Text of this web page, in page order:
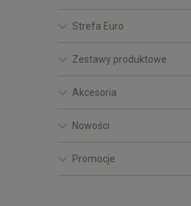
Strefa Euro
Zestawy produktowe
Akcesoria
Nowości
Promocje